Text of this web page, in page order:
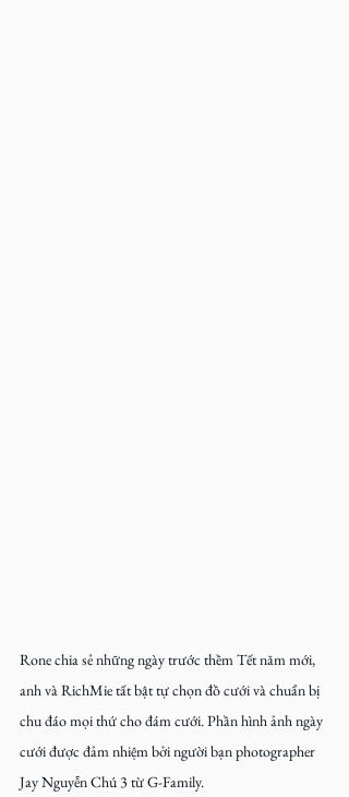
Rone chia sẻ những ngày trước thềm Tết năm mới,
anh và RichMie tất bật tự chọn đồ cưới và chuẩn bị
chu đáo mọi thứ cho đám cưới. Phần hình ảnh ngày
cưới được đảm nhiệm bởi người bạn photographer
Jay Nguyễn Chú 3 từ G-Family.